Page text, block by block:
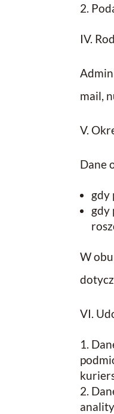
IV.
mail,
V.
Dane
gdy
gdy
W
VI.